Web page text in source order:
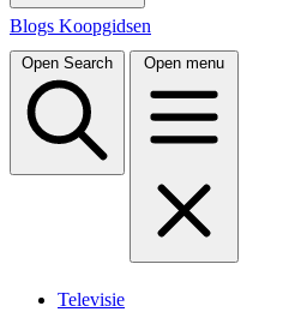
Blogs Koopgidsen
Open Search Open menu
Televisie